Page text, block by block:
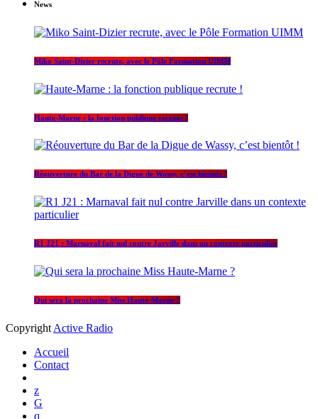
News
Miko Saint-Dizier recrute, avec le Pôle Formation UIMM
Haute-Marne : la fonction publique recrute !
Réouverture du Bar de la Digue de Wassy, c’est bientôt !
R1 J21 : Marnaval fait nul contre Jarville dans un contexte particulier
Qui sera la prochaine Miss Haute-Marne ?
Copyright Active Radio
Accueil
Contact